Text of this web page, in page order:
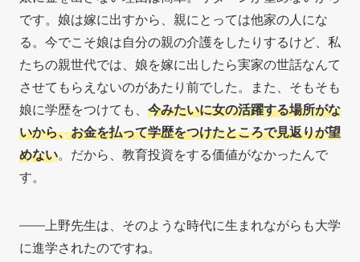
です。娘は嫁に出すから、親にとっては他家の人にな
る。今でこそ娘は自分の親の介護をしたりするけど、私
たちの親世代では、娘を嫁に出したら実家の世話なんて
させてもらえないのがあたり前でした 。また、そもそも
娘に学歴をつけても、 今みたいに女の活躍する場所がな
いから、お金を払って学歴をつけたところで見返りが望
めない。だから、教育投資をする価値がなかったんで
す。
――上野先生は 、そのような時代に生まれながらも大学
に進学されたのですね。